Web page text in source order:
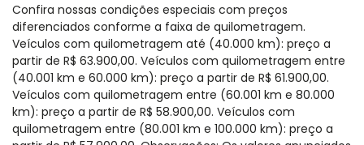
Confira nossas condições especiais com preços
diferenciados conforme a faixa de quilometragem.
Veículos com quilometragem até (40.000 km): preço a
partir de R$ 63.900,00. Veículos com quilometragem entre
(40.001 km e 60.000 km): preço a partir de R$ 61.900,00.
Veículos com quilometragem entre (60.001 km e 80.000
km): preço a partir de R$ 58.900,00. Veículos com
quilometragem entre (80.001 km e 100.000 km): preço a